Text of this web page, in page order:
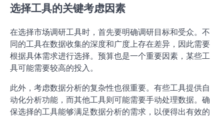
选择工具的关键考虑因素
在选择市场调研工具时，首先要明确调研目标和受众。不
同的工具在数据收集的深度和广度上存在差异，因此需要
根据具体需求进行选择。预算也是一个重要因素，某些工
具可能需要较高的投入。
此外，考虑数据分析的复杂性也很重要。有些工具提供自
动化分析功能，而其他工具则可能需要手动处理数据。确
保选择的工具能够满足数据分析的需求，以便得出有效的